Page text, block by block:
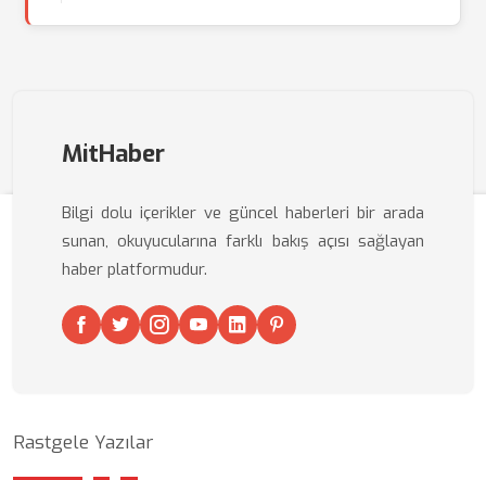
MitHaber
Bilgi dolu içerikler ve güncel haberleri bir arada
sunan, okuyucularına farklı bakış açısı sağlayan
haber platformudur.
Rastgele Yazılar